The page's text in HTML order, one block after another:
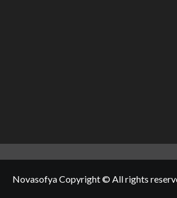
Novasofya Copyright © All rights